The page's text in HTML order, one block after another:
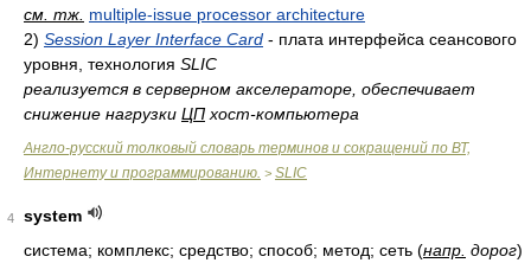
см. тж. multiple-issue processor architecture
2) Session Layer Interface Card - плата интерфейса сеансового
уровня, технология SLIC
реализуется в серверном акселераторе, обеспечивает
снижение нагрузки ЦП хост-компьютера
Англо-русский толковый словарь терминов и сокращений по ВТ,
Интернету и программированию. > SLIC
4
system
система; комплекс; средство; способ; метод; сеть (напр. дорог)